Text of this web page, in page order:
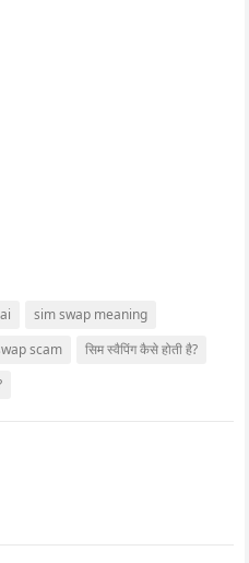
sim swap meaning
scam
सिम स्वैपिंग कैसे होती है?